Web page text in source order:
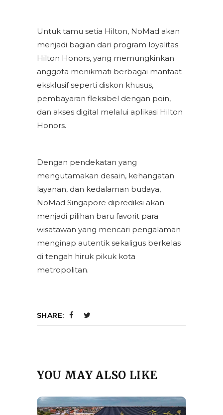
Untuk tamu setia Hilton, NoMad akan
menjadi bagian dari program loyalitas
Hilton Honors, yang memungkinkan
anggota menikmati berbagai manfaat
eksklusif seperti diskon khusus,
pembayaran fleksibel dengan poin,
dan akses digital melalui aplikasi Hilton
Honors.
Dengan pendekatan yang
mengutamakan desain, kehangatan
layanan, dan kedalaman budaya,
NoMad Singapore diprediksi akan
menjadi pilihan baru favorit para
wisatawan yang mencari pengalaman
menginap autentik sekaligus berkelas
di tengah hiruk pikuk kota
metropolitan.
SHARE:
YOU MAY ALSO LIKE